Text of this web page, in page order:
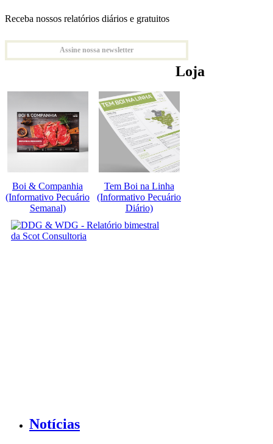
Receba nossos relatórios diários e gratuitos
Assine nossa newsletter
Loja
Boi & Companhia
(Informativo Pecuário
Semanal)
Tem Boi na Linha
(Informativo Pecuário
Diário)
Notícias